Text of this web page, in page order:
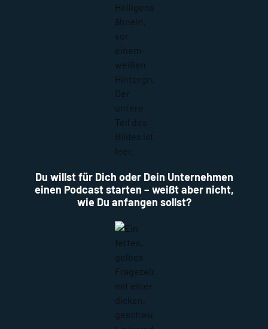
Du willst für Dich oder Dein Unternehmen
einen Podcast starten – weißt aber nicht,
wie Du anfangen sollst?